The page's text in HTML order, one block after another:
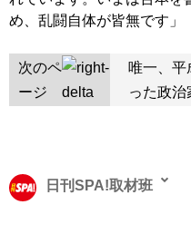
め、乱闘自体が皆無です」
次のペ
ージ
唯一、平
った政治
日刊SPA!取材班